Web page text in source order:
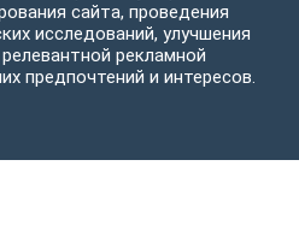
сайта, проведения
исследований, улучшения
рекламной
предпочтений и интересов.